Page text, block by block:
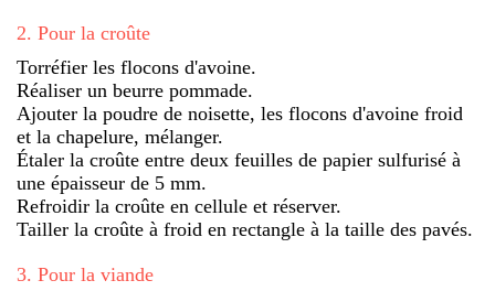
2. Pour la croûte
Torréfier les flocons d'avoine.
Réaliser un beurre pommade.
Ajouter la poudre de noisette, les flocons d'avoine froid
et la chapelure, mélanger.
Étaler la croûte entre deux feuilles de papier sulfurisé à
une épaisseur de 5 mm.
Refroidir la croûte en cellule et réserver.
Tailler la croûte à froid en rectangle à la taille des pavés.
3. Pour la viande